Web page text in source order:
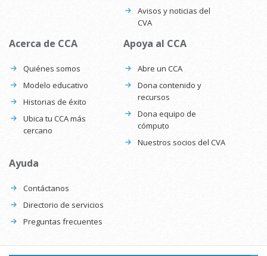
Avisos y noticias del
CVA
Acerca de CCA
Quiénes somos
Modelo educativo
Historias de éxito
Ubica tu CCA más
cercano
Apoya al CCA
Abre un CCA
Dona contenido y
recursos
Dona equipo de
cómputo
Nuestros socios del CVA
Ayuda
Contáctanos
Directorio de servicios
Preguntas frecuentes